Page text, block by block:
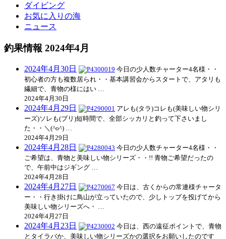
ダイビング
お気に入りの海
ニュース
釣果情報 2024年4月
2024年4月30日
今日の少人数チャーター4名様・・
初心者の方も複数居られ・・基本講習会からスタートで、アタリも
繊細で、青物の様にはい …
2024年4月30日
2024年4月29日
アレも(タラ)コレも(美味しい物シリ
ーズ)ソレも(ブリ)短時間で、全部シッカリと釣って下さいまし
た・・＼(^o^) …
2024年4月29日
2024年4月28日
今日の少人数チャーター4名様・・
ご希望は、青物と美味しい物シリーズ・・!! 青物ご希望だったの
で、午前中はジギング …
2024年4月28日
2024年4月27日
今日は、古くからの常連様チャータ
ー・・行き掛けに鳥山が立っていたので、少しトップを投げてから
美味しい物シリーズへ・ …
2024年4月27日
2024年4月23日
今日は、西の遠征ポイントで、青物
とタイラバか、美味しい物シリーズかの選択をお願いしたのです